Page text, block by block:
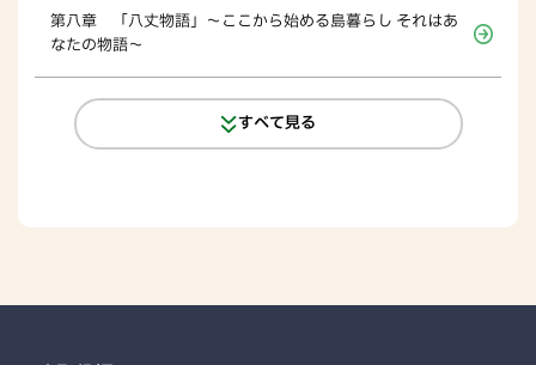
第八章 「八丈物語」～ここから始める島暮らし それはあ
なたの物語～
すべて見る